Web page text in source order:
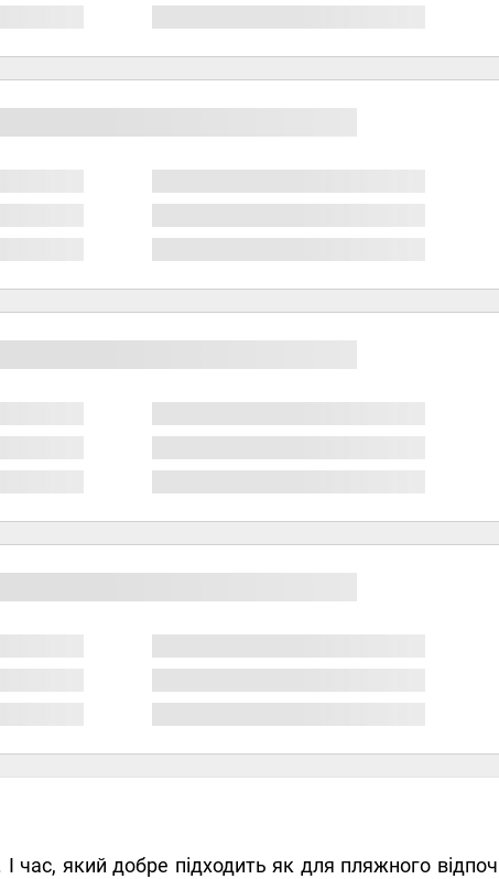
час, який добре підходить як для пляжного